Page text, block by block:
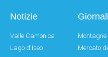
Notizie
Valle Camonica
Lago d'Iseo
Giornali
Montagne
Mercato